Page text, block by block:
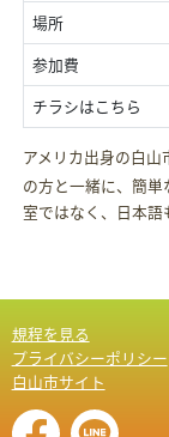
場所
参加費
チラシはこちら
アメリカ出身の白
の方と一緒に、簡
室ではなく、日本語
規程を見る
プライバシーポリシー
白山市サイト